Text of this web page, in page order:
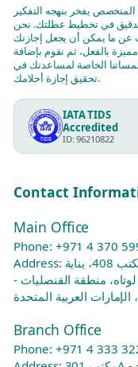
المتخصص يفخر بنهجه التفكير
في تخطيط عطلتك. نحن
عن ما يمكن أن يجعل إجازتك
مميزة بالفعل، ثم نقوم بإضافة
الخاصة لمساعدتك في
تحقيق إجازة أحلامك.
IATA TIDS
Accredited
ID: 96210822
Contact
Main Office
Phone: +971 4 370
Address: مكتب 408، بناية
منطقة القنصليات -
الإمارات العربية المتحدة
Branch Office
Phone: +971 4 333